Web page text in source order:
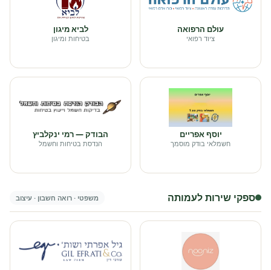
עולם הרפואה
ציוד רפואי
לביא מיגון
בטיחות ומיגון
יוסף אפריים
חשמלאי בודק מוסמך
הבודק — רמי ינקלביץ
הנדסת בטיחות וחשמל
ספקי שירות לעמותה משפטי · רואה חשבון · עיצוב